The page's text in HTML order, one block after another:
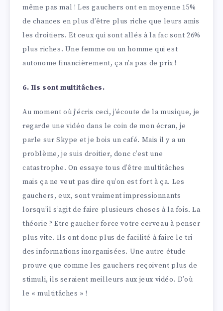
même pas mal ! Les gauchers ont en moyenne 15%
de chances en plus d’être plus riche que leurs amis
les droitiers. Et ceux qui sont allés à la fac sont 26%
plus riches. Une femme ou un homme qui est
autonome financièrement, ça n’a pas de prix !
6. Ils sont multitâches.
Au moment où j’écris ceci, j’écoute de la musique, je
regarde une vidéo dans le coin de mon écran, je
parle sur Skype et je bois un café. Mais il y a un
problème, je suis droitier, donc c’est une
catastrophe. On essaye tous d’être multitâches
mais ça ne veut pas dire qu’on est fort à ça. Les
gauchers, eux, sont vraiment impressionnants
lorsqu’il s’agit de faire plusieurs choses à la fois. La
théorie ? Etre gaucher force votre cerveau à penser
plus vite. Ils ont donc plus de facilité à faire le tri
des informations inorganisées. Une autre étude
prouve que comme les gauchers reçoivent plus de
stimuli, ils seraient meilleurs aux jeux vidéo. D’où
le « multitâches » !